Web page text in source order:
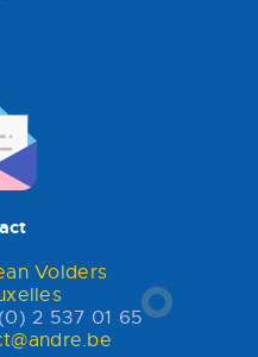
Volders
2 537 01 65